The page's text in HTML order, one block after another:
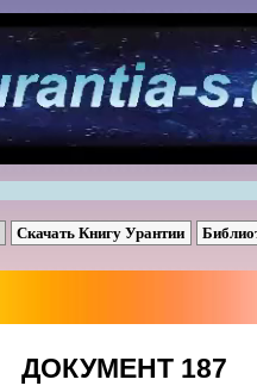
Скачать Книгу Урантии
ДОКУМЕНТ 187